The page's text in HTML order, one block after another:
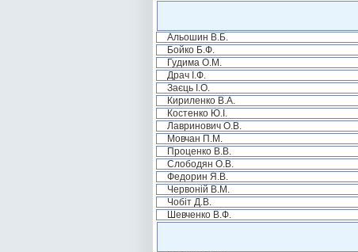
Альошин В.Б.
Бойко Б.Ф.
Гудима О.М.
Драч І.Ф.
Заєць І.О.
Кириленко В.А.
Костенко Ю.І.
Лавринович О.В.
Мовчан П.М.
Проценко В.В.
Слободян О.В.
Федорин Я.В.
Червоній В.М.
Чобіт Д.В.
Шевченко В.Ф.